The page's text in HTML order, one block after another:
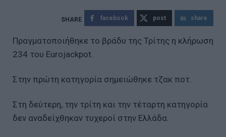
facebook post share
Πραγματοποιήθηκε το βράδυ της Τρίτης η κλήρωση
234 του Eurojackpot.
Στην πρώτη κατηγορία σημειώθηκε τζακ ποτ.
Στη δεύτερη, την τρίτη και την τέταρτη κατηγορία
δεν αναδείχθηκαν τυχεροί στην Ελλάδα.